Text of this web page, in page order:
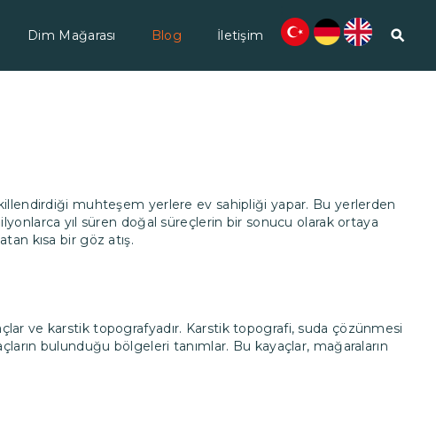
Dim Mağarası Blog İletişim
muhteşem yerlere ev sahipliği yapar. Bu yerlerden
yıl süren doğal süreçlerin bir sonucu olarak ortaya
kısa bir göz atış.
ve karstik topografyadır. Karstik topografi, suda çözünmesi
bulunduğu bölgeleri tanımlar. Bu kayaçlar, mağaraların